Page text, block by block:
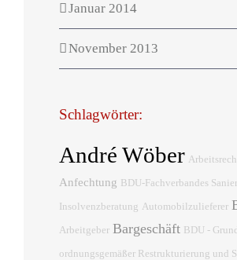
Januar 2014
November 2013
Schlagwörter:
André Wöber
Anfechtung BDU-Fachverbandes
Insolvenzberatung Automobilzulieferer
Arbeitgeber Bargeschäft BDU -
ordnungsgemäßer Restrukturierung und